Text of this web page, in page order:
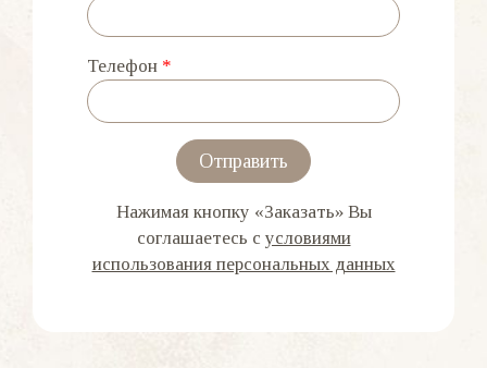
Телефон *
Отправить
Нажимая кнопку «Заказать» Вы
соглашаетесь с условиями
использования персональных данных